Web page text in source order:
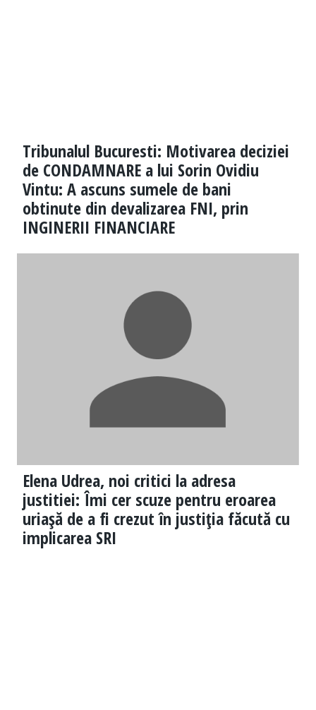
Tribunalul Bucuresti: Motivarea deciziei
de CONDAMNARE a lui Sorin Ovidiu
Vintu: A ascuns sumele de bani
obtinute din devalizarea FNI, prin
INGINERII FINANCIARE
Elena Udrea, noi critici la adresa
justitiei: Îmi cer scuze pentru eroarea
uriaşă de a fi crezut în justiţia făcută cu
implicarea SRI